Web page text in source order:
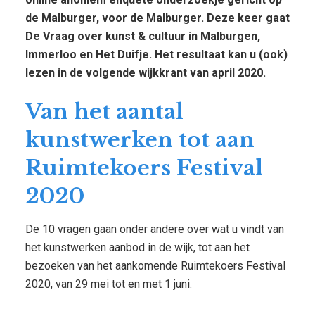
de Malburger, voor de Malburger. Deze keer gaat
De Vraag over kunst & cultuur in Malburgen,
Immerloo en Het Duifje. Het resultaat kan u (ook)
lezen in de volgende wijkkrant van april 2020.
Van het aantal
kunstwerken tot aan
Ruimtekoers Festival
2020
De 10 vragen gaan onder andere over wat u vindt van
het kunstwerken aanbod in de wijk, tot aan het
bezoeken van het aankomende Ruimtekoers Festival
2020, van 29 mei tot en met 1 juni.